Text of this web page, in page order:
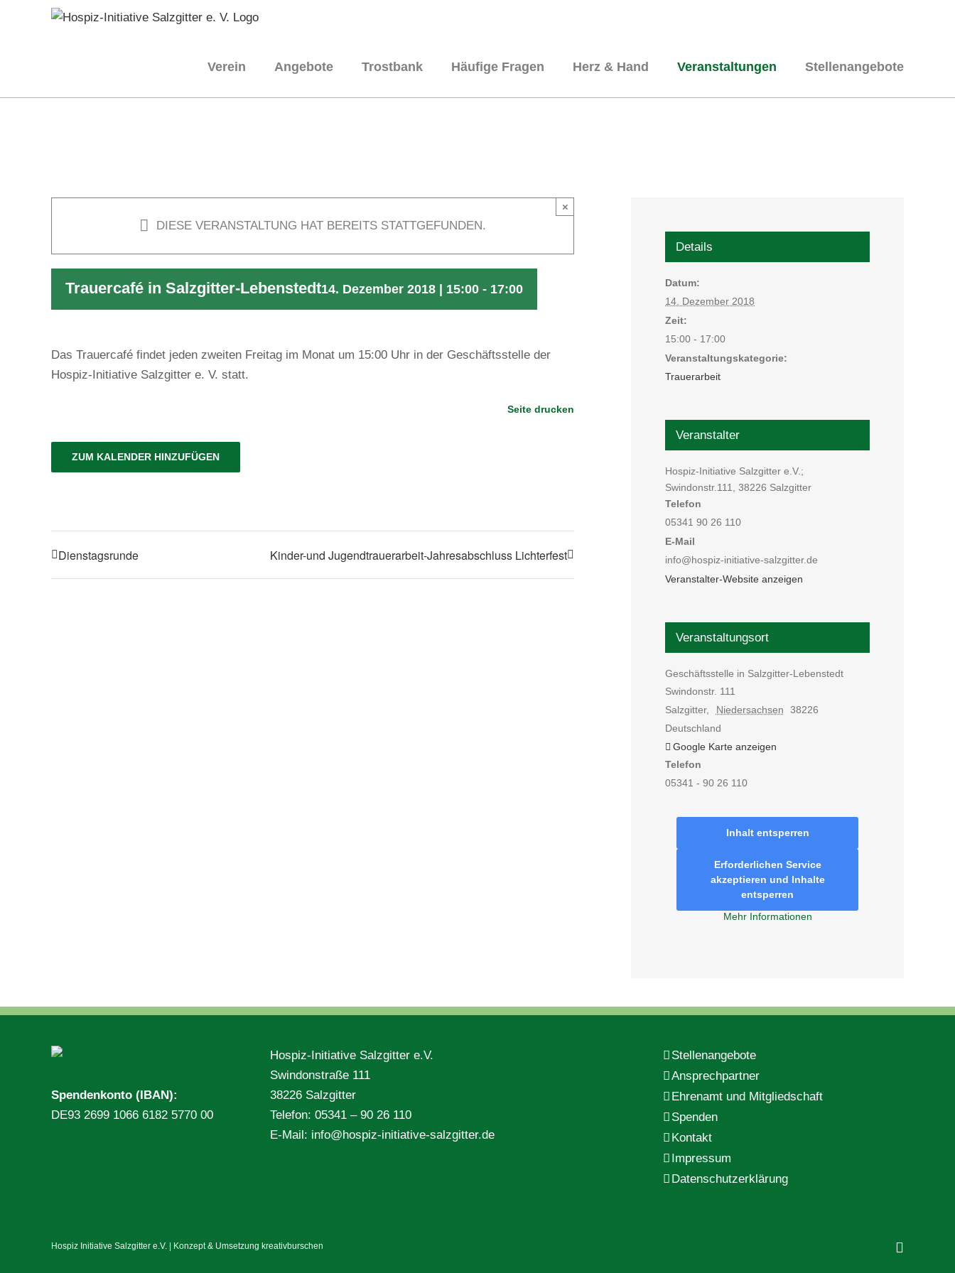
Verein Angebote Trostbank Häufige Fragen Herz & Hand Veranstaltungen Stellenangebote
DIESE VERANSTALTUNG HAT BEREITS STATTGEFUNDEN.
×
Trauercafé in Salzgitter-Lebenstedt14. Dezember 2018 | 15:00 - 17:00
Das Trauercafé findet jeden zweiten Freitag im Monat um 15:00 Uhr in der Geschäftsstelle der
Hospiz-Initiative Salzgitter e. V. statt.
Seite drucken
ZUM KALENDER HINZUFÜGEN
Dienstagsrunde Kinder-und Jugendtrauerarbeit-Jahresabschluss Lichterfest
Details
Datum:
14. Dezember 2018
Zeit:
15:00 - 17:00
Veranstaltungskategorie:
Trauerarbeit
Veranstalter
Hospiz-Initiative Salzgitter e.V.;
Swindonstr.111, 38226 Salzgitter
Telefon
05341 90 26 110
E-Mail
info@hospiz-initiative-salzgitter.de
Veranstalter-Website anzeigen
Veranstaltungsort
Geschäftsstelle in Salzgitter-Lebenstedt
Swindonstr. 111
Salzgitter, Niedersachsen
38226
Deutschland
Google Karte anzeigen
Telefon
05341 - 90 26 110
Inhalt entsperren
Erforderlichen Service
akzeptieren und Inhalte
entsperren
Mehr Informationen
Spendenkonto (IBAN):
DE93 2699 1066 6182 5770 00
Hospiz-Initiative Salzgitter e.V.
Swindonstraße 111
38226 Salzgitter
Telefon: 05341 – 90 26 110
E-Mail: info@hospiz-initiative-salzgitter.de
Stellenangebote
Ansprechpartner
Ehrenamt und Mitgliedschaft
Spenden
Kontakt
Impressum
Datenschutzerklärung
Hospiz Initiative Salzgitter e.V. | Konzept & Umsetzung kreativburschen